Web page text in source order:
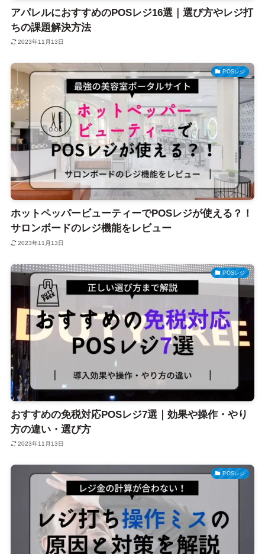
アパレルにおすすめのPOSレジ16選｜選び方やレジ打
ちの課題解決方法
2023年11月13日
POSレジ
ホットペッパービューティーでPOSレジが使える？！
サロンボードのレジ機能をレビュー
2023年11月13日
POSレジ
おすすめの免税対応POSレジ7選｜効果や操作・やり
方の違い・選び方
2023年11月13日
POSレジ